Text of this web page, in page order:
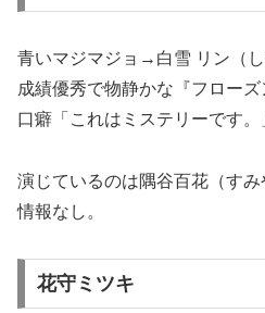
青いマジマジョ→白雪 リン（し
成績優秀で物静かな『フローズ
口癖「これはミステリーです。
演じているのは隅谷百花（すみ
情報なし。
花守ミツキ